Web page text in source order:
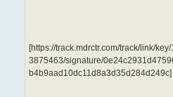
[https://track.mdrctr.com/track/link/
3875463/signature/
b4b9aad10dc11d8a3d35d284d249c]